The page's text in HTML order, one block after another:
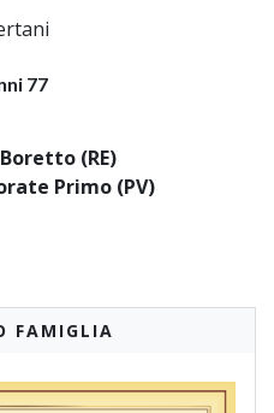
77
Boretto (RE)
Primo (PV)
FAMIGLIA